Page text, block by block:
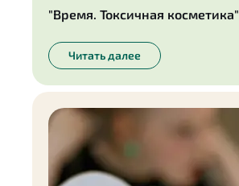
"Время. Токсичная косметика"
Читать далее